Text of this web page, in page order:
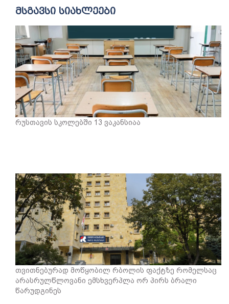
მსგავსი სიახლეები
რუსთავის სკოლებში 13 ვაკანსიაა
თვითნებურად მოწყობილ რბოლის ფაქტზე რომელსაც
არასრულწლოვანი ემსხვერპლა ორ პირს ბრალი
წარუდგინეს